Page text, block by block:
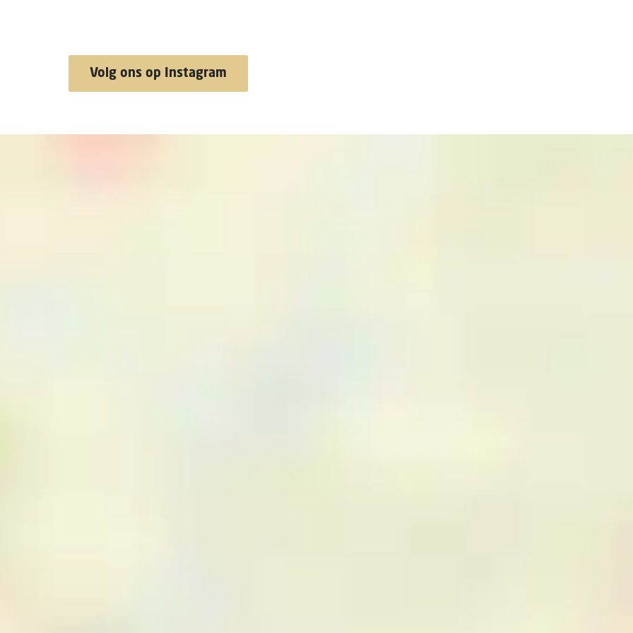
Volg ons op Instagram